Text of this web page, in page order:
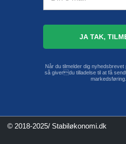
Når du tilmelder dig
så giverdu tilladelse til at få
markedsføring.
© 2018-2025/ Stabiløkonomi.dk